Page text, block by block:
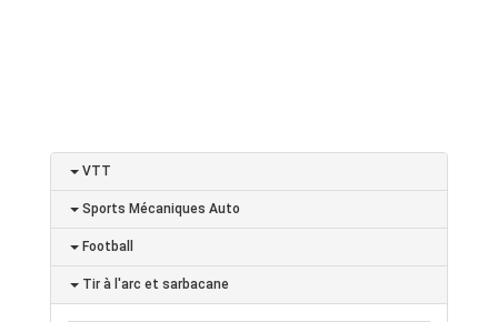
VTT
Sports Mécaniques Auto
Football
Tir à l'arc et sarbacane